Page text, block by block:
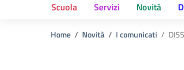
Scuola Servizi Novità
Home Novità I comunicati